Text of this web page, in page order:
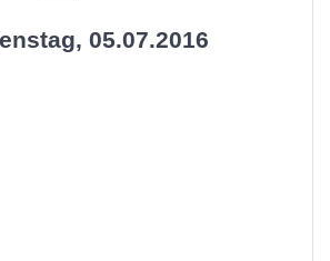
05.07.2016